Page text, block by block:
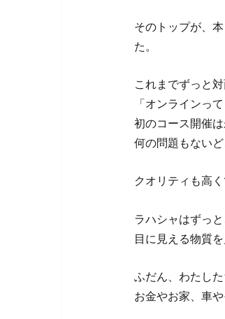
そのトップが、
た。
これまでずっと
「オンラインっ
初のコース開催
何の問題もない
クオリティも高
ラハシャはずっ
目に見える物質
ふだん、わたし
お金やお家、車